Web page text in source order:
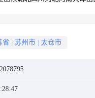
省 苏州市 太仓市